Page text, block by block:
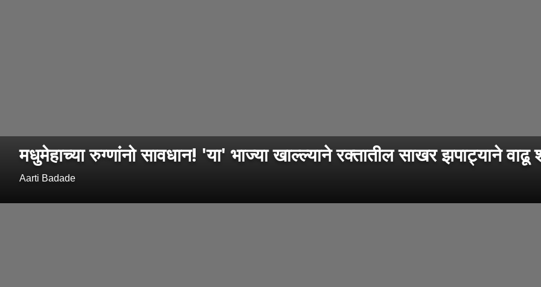
मधुमेहाच्या रुग्णांनो सावधान! 'या' भाज्या खाल्ल्याने रक्तातील साखर झपाट्याने
Aarti Badade